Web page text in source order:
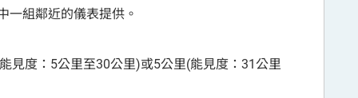
一組鄰近的儀表提供。
見度：5公里至30公里)或5公里(能見度：31公里